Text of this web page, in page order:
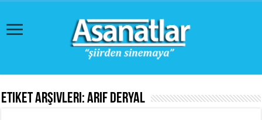
Etiket Arşivleri:Arif Deryal